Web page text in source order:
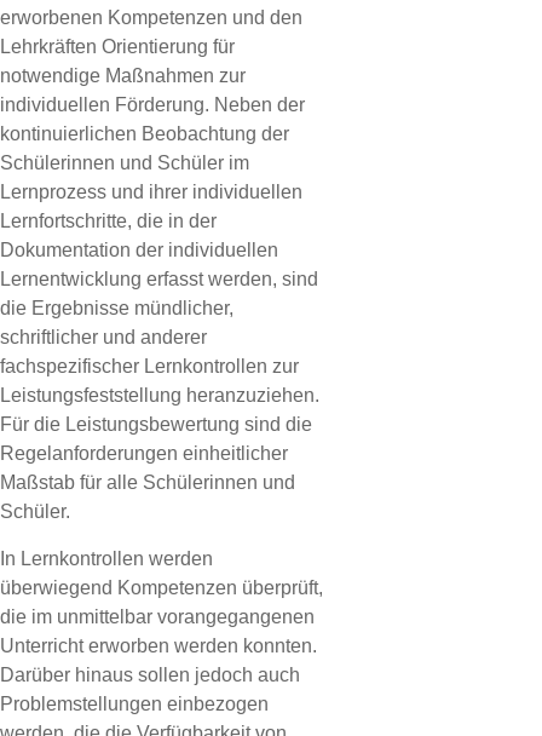
erworbenen Kompetenzen und den
Lehrkräften Orientierung für
notwendige Maßnahmen zur
individuellen Förderung. Neben der
kontinuierlichen Beobachtung der
Schülerinnen und Schüler im
Lernprozess und ihrer individuellen
Lernfortschritte, die in der
Dokumentation der individuellen
Lernentwicklung erfasst werden, sind
die Ergebnisse mündlicher,
schriftlicher und anderer
fachspezifischer Lernkontrollen zur
Leistungsfeststellung heranzuziehen.
Für die Leistungsbewertung sind die
Regelanforderungen einheitlicher
Maßstab für alle Schülerinnen und
Schüler.
In Lernkontrollen werden
überwiegend Kompetenzen überprüft,
die im unmittelbar vorangegangenen
Unterricht erworben werden konnten.
Darüber hinaus sollen jedoch auch
Problemstellungen einbezogen